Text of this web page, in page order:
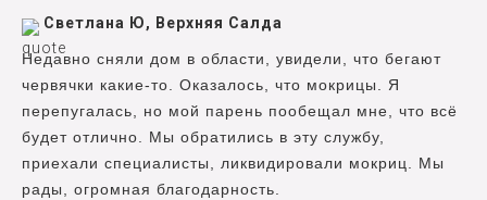
Светлана Ю, Верхняя Салда
Недавно сняли дом в области, увидели, что бегают
червячки какие-то. Оказалось, что мокрицы. Я
перепугалась, но мой парень пообещал мне, что всё
будет отлично. Мы обратились в эту службу,
приехали специалисты, ликвидировали мокриц. Мы
рады, огромная благодарность.